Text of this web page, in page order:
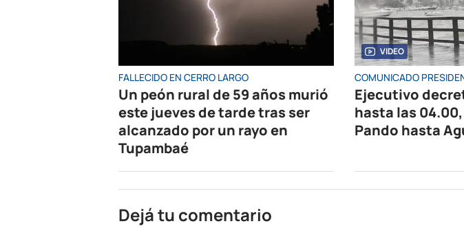
FALLECIDO EN CERRO LARGO
Un peón rural de 59 años murió
este jueves de tarde tras ser
alcanzado por un rayo en
Tupambaé
VIDEO
COMUNICADO
Ejecutivo
hasta las
Pando hasta
Dejá tu comentario